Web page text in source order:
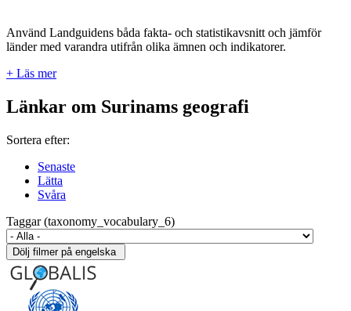
Använd Landguidens båda fakta- och statistikavsnitt och jämför
länder med varandra utifrån olika ämnen och indikatorer.
+ Läs mer
Länkar om Surinams geografi
Sortera efter:
Senaste
Lätta
Svåra
Taggar (taxonomy_vocabulary_6)